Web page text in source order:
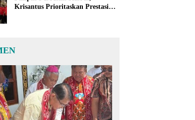
Krisantus Prioritaskan Prestasi